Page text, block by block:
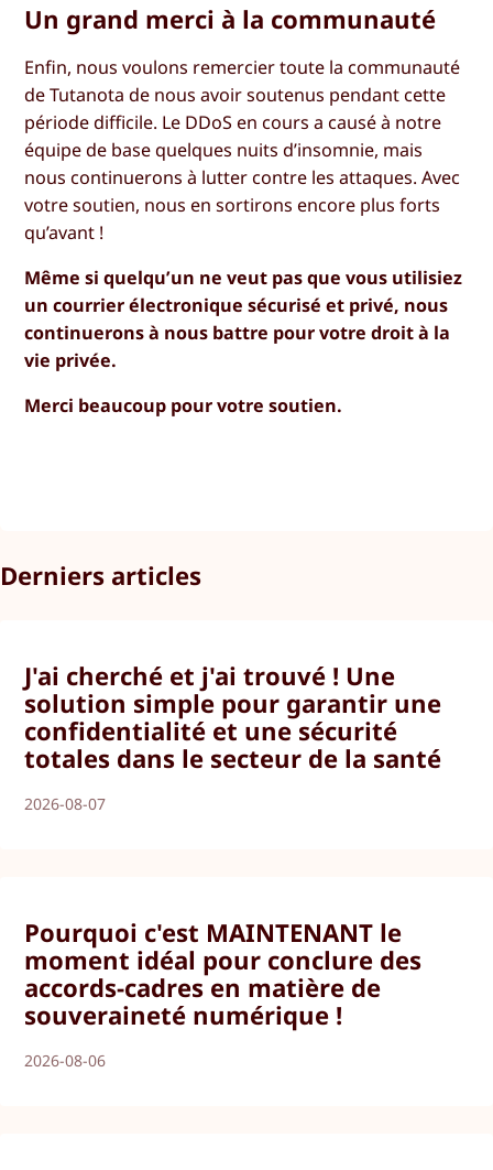
Un grand merci à la communauté
Enfin, nous voulons remercier toute la communauté
de Tutanota de nous avoir soutenus pendant cette
période difficile. Le DDoS en cours a causé à notre
équipe de base quelques nuits d’insomnie, mais
nous continuerons à lutter contre les attaques. Avec
votre soutien, nous en sortirons encore plus forts
qu’avant !
Même si quelqu’un ne veut pas que vous utilisiez
un courrier électronique sécurisé et privé, nous
continuerons à nous battre pour votre droit à la
vie privée.
Merci beaucoup pour votre soutien.
Derniers articles
J'ai cherché et j'ai trouvé ! Une
solution simple pour garantir une
confidentialité et une sécurité
totales dans le secteur de la santé
2026-08-07
Pourquoi c'est MAINTENANT le
moment idéal pour conclure des
accords-cadres en matière de
souveraineté numérique !
2026-08-06